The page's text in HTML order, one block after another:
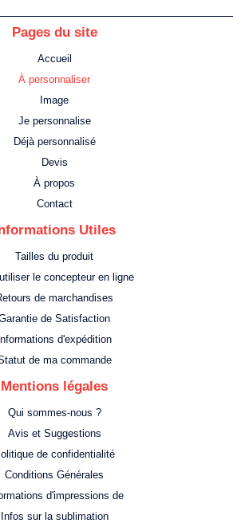
Pages du site
Accueil
À personnaliser
Image
Je personnalise
Déjà personnalisé
Devis
À propos
Contact
Utiles
Tailles du produit
le concepteur en ligne
de marchandises
de Satisfaction
d'expédition
de ma commande
Mentions légales
Qui sommes-nous ?
Avis et Suggestions
de confidentialité
Conditions Générales
d'impressions de
Infos sur la sublimation